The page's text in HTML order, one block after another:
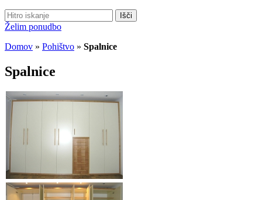
Išči
Želim ponudbo
Domov » Pohištvo » Spalnice
Spalnice